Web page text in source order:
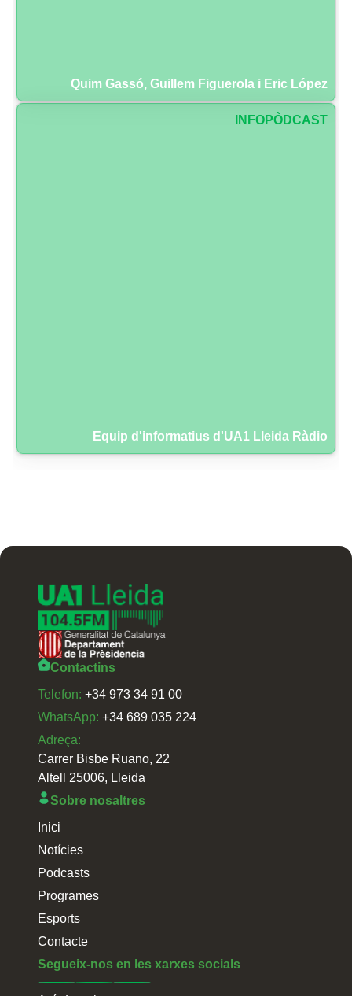
Quim Gassó, Guillem Figuerola i Eric López
INFOPÒDCAST
Equip d'informatius d'UA1 Lleida Ràdio
Contactins
Telefon: +34 973 34 91 00
WhatsApp: +34 689 035 224
Adreça:
Carrer Bisbe Ruano, 22
Altell 25006, Lleida
Sobre nosaltres
Inici
Notícies
Podcasts
Programes
Esports
Contacte
Segueix-nos en les xarxes socials